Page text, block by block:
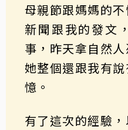
母親節跟媽媽的
新聞跟我的發文
事，昨天拿自然
她整個還跟我有
憶。
有了這次的經驗